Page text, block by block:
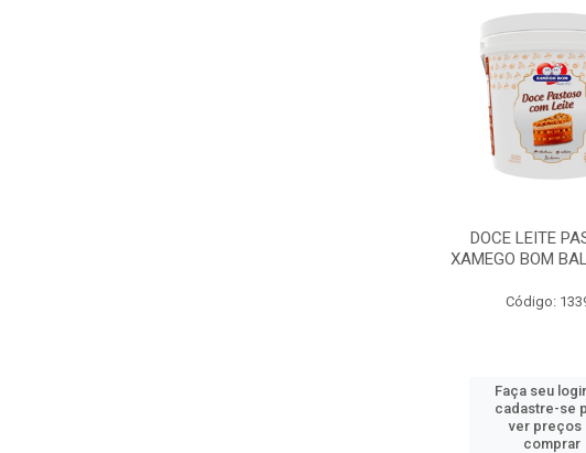
DOCE LEITE
XAMEGO BOM
Código:
Faça seu
cadastre-se
ver preços
comprar